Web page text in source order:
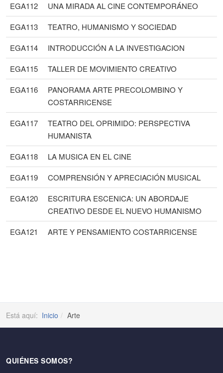
EGA112
UNA MIRADA AL CINE CONTEMPORÁNEO
EGA113
TEATRO, HUMANISMO Y SOCIEDAD
EGA114
INTRODUCCIÓN A LA INVESTIGACION
EGA115
TALLER DE MOVIMIENTO CREATIVO
EGA116
PANORAMA ARTE PRECOLOMBINO Y
COSTARRICENSE
EGA117
TEATRO DEL OPRIMIDO: PERSPECTIVA
HUMANISTA
EGA118
LA MUSICA EN EL CINE
EGA119
COMPRENSIÓN Y APRECIACIÓN MUSICAL
EGA120
ESCRITURA ESCENICA: UN ABORDAJE
CREATIVO DESDE EL NUEVO HUMANISMO
EGA121
ARTE Y PENSAMIENTO COSTARRICENSE
Está aquí: Inicio Arte
QUIÉNES SOMOS?